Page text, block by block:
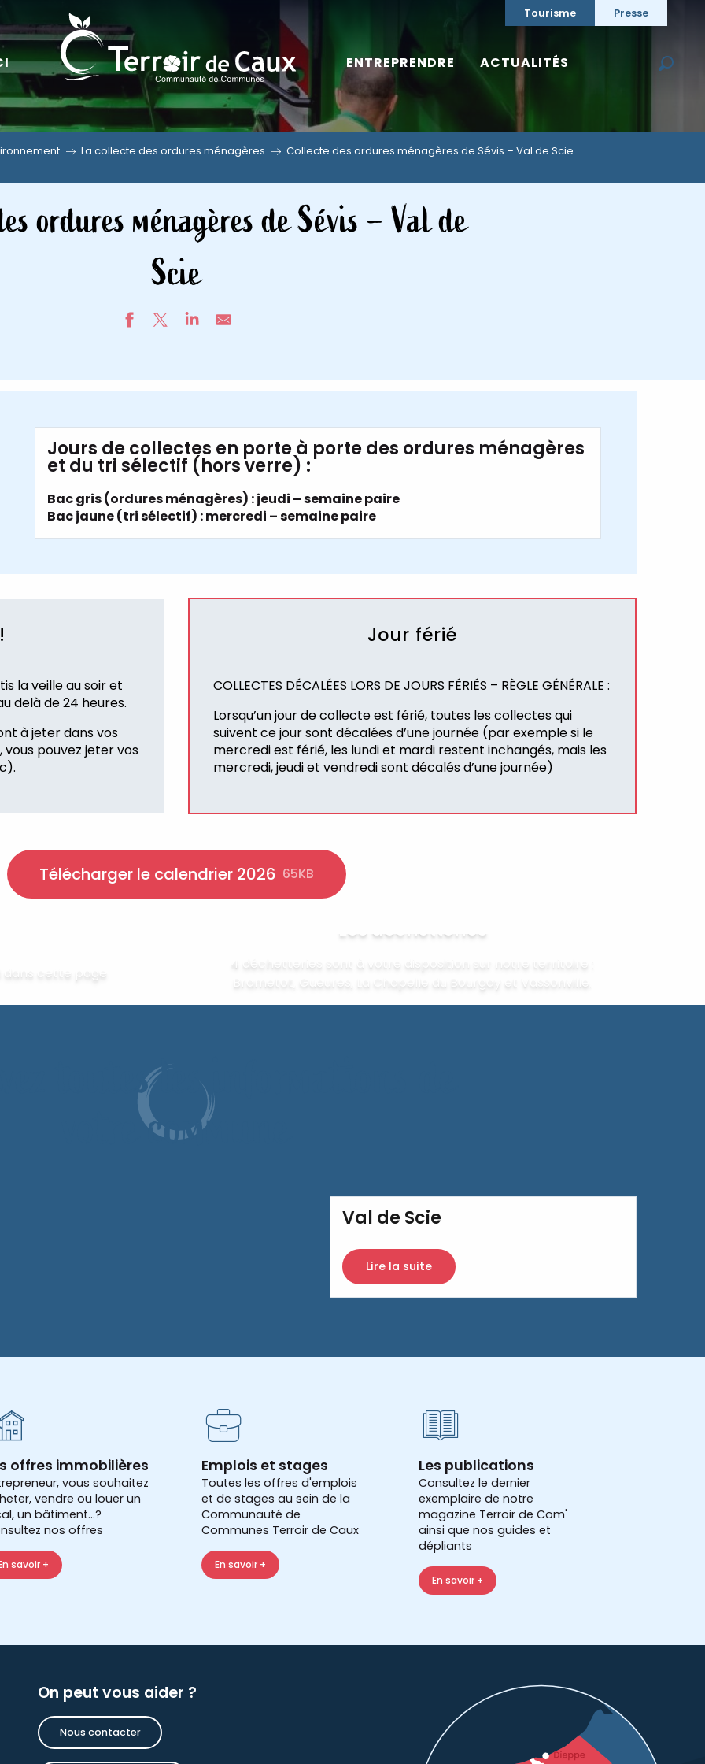
Tourisme Presse
ENTREPRENDRE ACTUALITÉS
La collecte des ordures ménagères Collecte des ordures ménagères de Sévis – Val de Scie
ordures ménagères de Sévis – Val de
Scie
Jours de collectes en porte à porte des ordures ménagères
et du tri sélectif (hors verre) :
Bac gris (ordures ménagères) : jeudi – semaine paire
Bac jaune (tri sélectif) : mercredi – semaine paire
la veille au soir et
delà de 24 heures.
à jeter dans vos
vous pouvez jeter vos
Jour férié
COLLECTES DÉCALÉES LORS DE JOURS FÉRIÉS – RÈGLE GÉNÉRALE :
Lorsqu’un jour de collecte est férié, toutes les collectes qui
suivent ce jour sont décalées d’une journée (par exemple si le
mercredi est férié, les lundi et mardi restent inchangés, mais les
mercredi, jeudi et vendredi sont décalés d’une journée)
Télécharger le calendrier 2026 65KB
dans cette page
Les déchetteries
4 déchetteries sont à votre disposition sur notre territoire :
Brametot, Gueures, La Chapelle du Bourgay et Vassonville.
toutes les informations de
votre commune
Val de Scie
Lire la suite
offres immobilières
vous souhaitez
vendre ou louer un
un bâtiment...?
nos offres
savoir +
Emplois et stages
Toutes les offres d'emplois
et de stages au sein de la
Communauté de
Communes Terroir de Caux
En savoir +
Les publications
Consultez le dernier
exemplaire de notre
magazine Terroir de Com'
ainsi que nos guides et
dépliants
En savoir +
On peut vous aider ?
Nous contacter